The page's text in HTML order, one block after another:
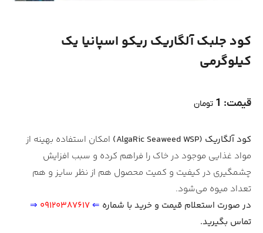
کود جلبک آلگاریک ریکو اسپانیا یک
کیلوگرمی
قیمت: 1 تومان
کود آلگاریک (AlgaRic Seaweed WSP)
امکان استفاده بهینه از
مواد غذایی موجود در خاک را فراهم کرده و سبب افزایش
چشمگیری در کیفیت و کمیت محصول هم از نظر سایز و هم
تعداد میوه می‌شود.
در صورت استعلام قیمت و خرید با شماره ⇐
09120387617
⇒
تماس بگیرید.